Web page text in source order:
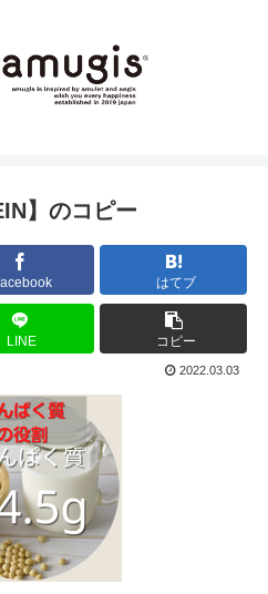
】のコピー
はてブ
LINE コピー
2022.03.03